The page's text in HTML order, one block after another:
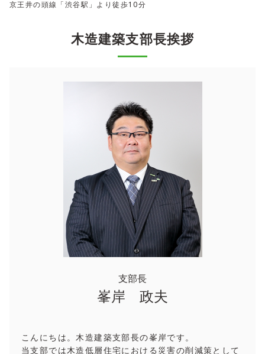
京王井の頭線「渋谷駅」より徒歩10分
木造建築支部長挨拶
支部長
峯岸 政夫
こんにちは。木造建築支部長の峯岸です。
当支部では木造低層住宅における災害の削減策として